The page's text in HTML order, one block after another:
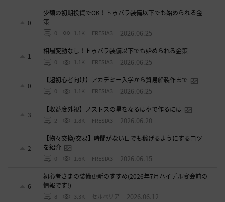
0
少額の初期投資でOK！トゥバラ装備以下でも始められる金
策
0 1.1K FRESIA3 2026.06.25
1
相場変動なし！トゥバラ装備以下でも始められる金策
0 1.1K FRESIA3 2026.06.25
0
【超初心者向け】アカデミー入学から貿易船製作まで
0 1.1K FRESIA3 2026.06.25
3
【収益度外視】ノストスの星をなるはやで作るには
2 1.8K FRESIA3 2026.06.20
2
【物々交換/交易】時間がない日でも稼げるようにするコツ
を紹介
0 1.6K FRESIA3 2026.06.15
6
初心者さまの装備更新のすすめ(2026年7月ハイデル宴会前の
情報です!)
8 3.3K セルベリア 2026.06.12